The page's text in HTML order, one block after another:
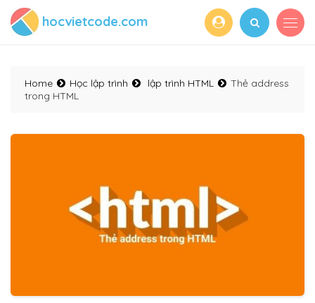
hocvietcode.com
Home Học lập trình lập trình HTML
Thẻ address
trong HTML